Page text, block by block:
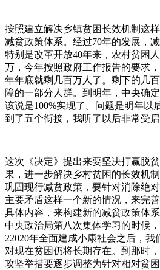
按照建立解决乡镇贫困长效机制这
减贫政策体系。经过70年的发展，
特别是改革开放40年来，农村贫困
万，今年按照政府工作报告的要求
年年底就剩几百万人了。剩下的几
障的一部分人群。到明年，中央确
该说是100%实现了。问题是明年以
到了五个衔接，我听了以后非常受启
这次《决定》提出来要坚决打赢脱
果，进一步解决乡村贫困的长效机
巩固现行减贫政策，要针对消除绝
主要矛盾这样一个新的情况，来完
具体内容，来构建新的减贫政策体
中央政治局第八次集体学习的时候
22020年全面建成小康社会之后，
对现在贫困仍将长期存在。到那时
攻坚举措要逐步调整为针对相对贫